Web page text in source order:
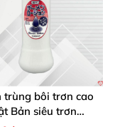
trùng bôi trơn cao
Bản siêu trơn